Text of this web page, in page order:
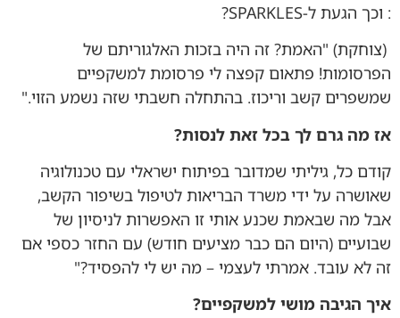
: וכך הגעת ל-SPARKLES?
(צוחקת) "האמת? זה היה בזכות האלגוריתם של
הפרסומות! פתאום קפצה לי פרסומת למשקפיים
שמשפרים קשב וריכוז. בהתחלה חשבתי שזה נשמע הזוי."
אז מה גרם לך בכל זאת לנסות?
קודם כל, גיליתי שמדובר בפיתוח ישראלי עם טכנולוגיה
שאושרה על ידי משרד הבריאות לטיפול בשיפור הקשב,
אבל מה שבאמת שכנע אותי זו האפשרות לניסיון של
שבועיים (היום הם כבר מציעים חודש) עם החזר כספי אם
זה לא עובד. אמרתי לעצמי – מה יש לי להפסיד?"
איך הגיבה מושי למשקפיים?